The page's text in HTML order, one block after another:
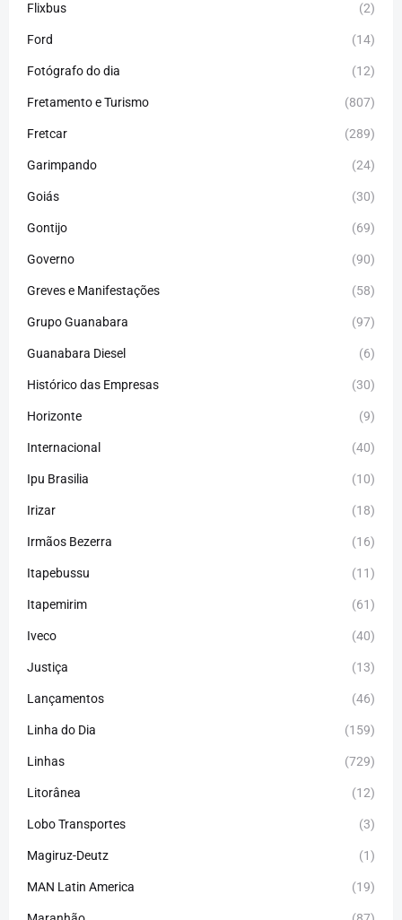
Flixbus (2)
Ford (14)
Fotógrafo do dia (12)
Fretamento e Turismo (807)
Fretcar (289)
Garimpando (24)
Goiás (30)
Gontijo (69)
Governo (90)
Greves e Manifestações (58)
Grupo Guanabara (97)
Guanabara Diesel (6)
Histórico das Empresas (30)
Horizonte (9)
Internacional (40)
Ipu Brasilia (10)
Irizar (18)
Irmãos Bezerra (16)
Itapebussu (11)
Itapemirim (61)
Iveco (40)
Justiça (13)
Lançamentos (46)
Linha do Dia (159)
Linhas (729)
Litorânea (12)
Lobo Transportes (3)
Magiruz-Deutz (1)
MAN Latin America (19)